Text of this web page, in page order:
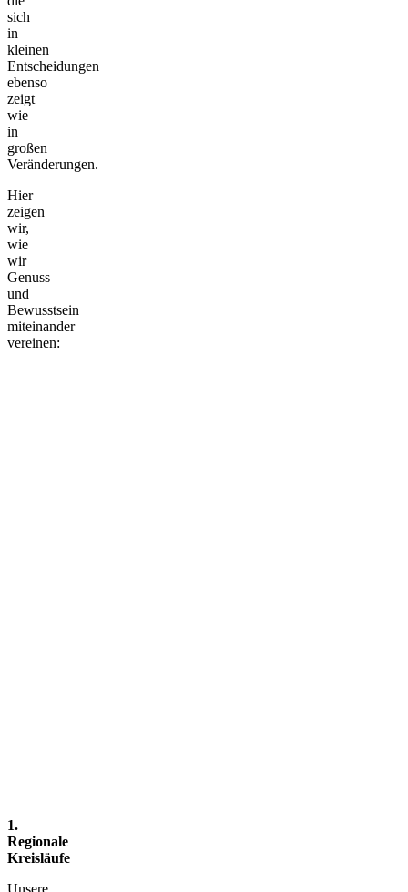
sich
in
kleinen
Entscheidungen
ebenso
zeigt
wie
in
großen
Veränderungen.
Hier
zeigen
wir,
wie
wir
Genuss
und
Bewusstsein
miteinander
vereinen:
1.
Regionale
Kreisläufe
Unsere